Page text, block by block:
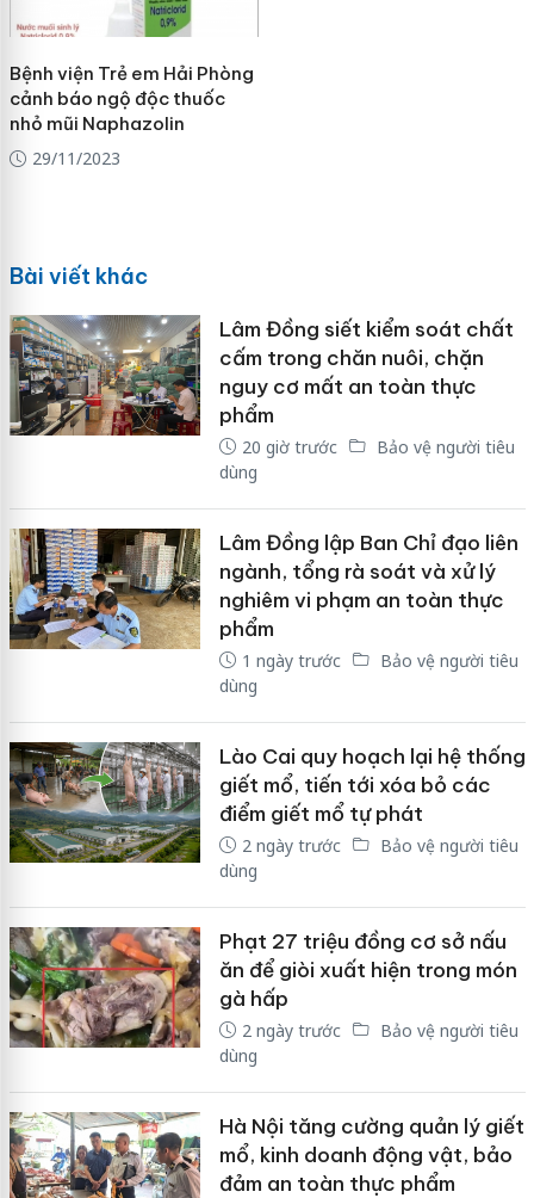
Bệnh viện Trẻ em Hải Phòng
cảnh báo ngộ độc thuốc
nhỏ mũi Naphazolin
29/11/2023
Bài viết khác
Lâm Đồng siết kiểm soát chất
cấm trong chăn nuôi, chặn
nguy cơ mất an toàn thực
phẩm
20 giờ trước
Bảo vệ người tiêu
dùng
Lâm Đồng lập Ban Chỉ đạo liên
ngành, tổng rà soát và xử lý
nghiêm vi phạm an toàn thực
phẩm
1 ngày trước
Bảo vệ người tiêu
dùng
Lào Cai quy hoạch lại hệ thống
giết mổ, tiến tới xóa bỏ các
điểm giết mổ tự phát
2 ngày trước
Bảo vệ người tiêu
dùng
Phạt 27 triệu đồng cơ sở nấu
ăn để giòi xuất hiện trong món
gà hấp
2 ngày trước
Bảo vệ người tiêu
dùng
Hà Nội tăng cường quản lý giết
mổ, kinh doanh động vật, bảo
đảm an toàn thực phẩm